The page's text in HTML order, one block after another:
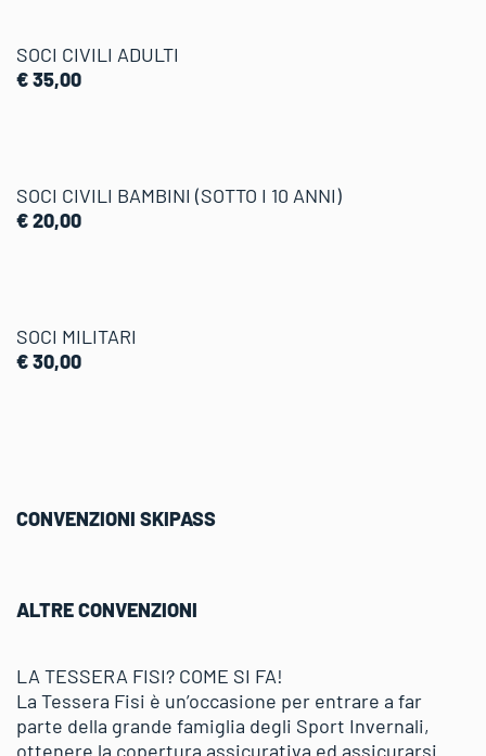
SOCI CIVILI ADULTI
€ 35,00
SOCI CIVILI BAMBINI (SOTTO I 10 ANNI)
€ 20,00
SOCI MILITARI
€ 30,00
CONVENZIONI SKIPASS
ALTRE CONVENZIONI
LA TESSERA FISI? COME SI FA!
La Tessera Fisi è un’occasione per entrare a far
parte della grande famiglia degli Sport Invernali,
ottenere la copertura assicurativa ed assicurarsi